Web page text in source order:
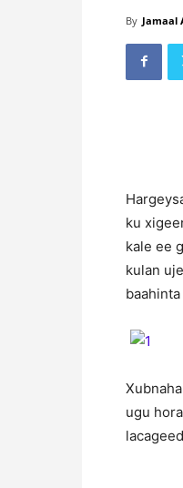
By Jamaal
H
ku
kale ee
kulan
ugu